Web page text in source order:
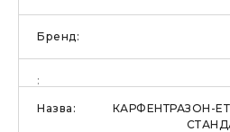
КАРФЕНТРАЗОН-